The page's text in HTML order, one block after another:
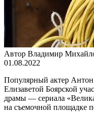
Автор Владимир
01.08.2022
Популярный актер Антон
Елизаветой Боярской
драмы — сериала
на съемочной площадке